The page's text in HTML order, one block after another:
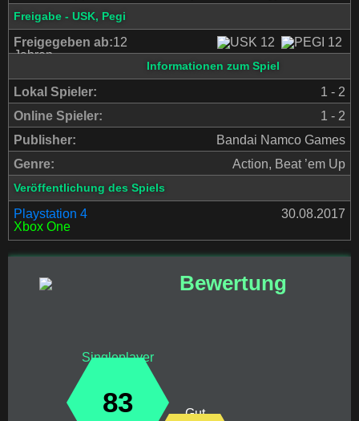
Freigabe - USK, Pegi
Freigegeben ab:12
Jahren
Informationen zum Spiel
Lokal Spieler:
1 - 2
Online Spieler:
1 - 2
Publisher:
Bandai Namco Games
Genre:
Action, Beat ’em Up
Veröffentlichung des Spiels
Playstation 4
Xbox One
30.08.2017
Bewertung
Singleplayer
83
Gut